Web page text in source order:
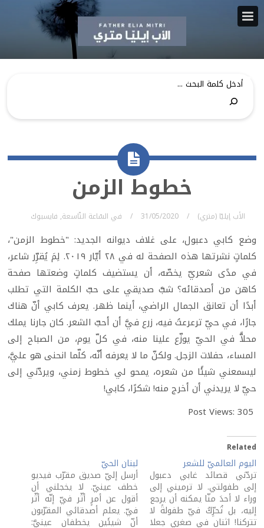
خطوط الزمن
الأب إيليّا (متري) 31/05/2020 في السّاعة التّاسعة, فايسبوك
وضع كابي دعبول، على غلاف ديوانه الجديد: "خطوط الزمن"،
كلماتٍ نشرتها هذه الصفحة له في ٢٨ أيّار ٢٠١٩. لِمَ يُقرِّر شاعر،
في مدًى شعريّ يخصّه، أن يستضيف كلماتٍ وضعتها صفحة
كاهن من أصدقائه؟ شبَّ صديقي على حبّ الكلمة التي تطلب
أبدًا أن تعانق الجمال الراضي، أينما ظهر. يعرف كابي أنّ هناك
جارًا، في حيّ ترعرعتُ فيه، زرع فيَّ أن أحبّ الشعر. كان جارنا يملك
محلاًّ في الحيّ يوزّع علينا منه، في كلّ يوم، من الصباح إلى
المساء، حفلات الزجل. ولكنّ ما لا يعرفه أنّه، كلّما انحنى هو عليَّ،
ليسمعني شيئًا من شعره، يمحو لي خطوط زمني، ويردّني إلى
حيّ لا يريدني أن أخرج منه! شكرًا، كابي!
Post Views: 305
Related
اليوم العالميّ للشعر
تردّني قصائد غابي دعبول
إلى طفولتي. لا ترميني إلى
وراء لا أحدَ منّا يمكنه أن يرجع
إليه، بل تُحرِّكُ فيّ طفولةً لا
تتركنا! اثنان في صغري جعلا
لبنان الحيّ
أرسل إليّ صديق مقرّب فيديو
خطف عينيّ. لا يخجلني أن
أقول عن أمرٍ أثّر فيّ إنّه أثّر
فيّ. يعلم أصدقائي المقرّبون
أنّ شيئَين يخطفان عينيَّ: